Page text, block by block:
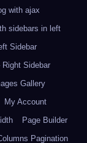
with ajax
sidebars in left
Sidebar
Right Sidebar
Gallery
My Account
Page Builder
Pagination